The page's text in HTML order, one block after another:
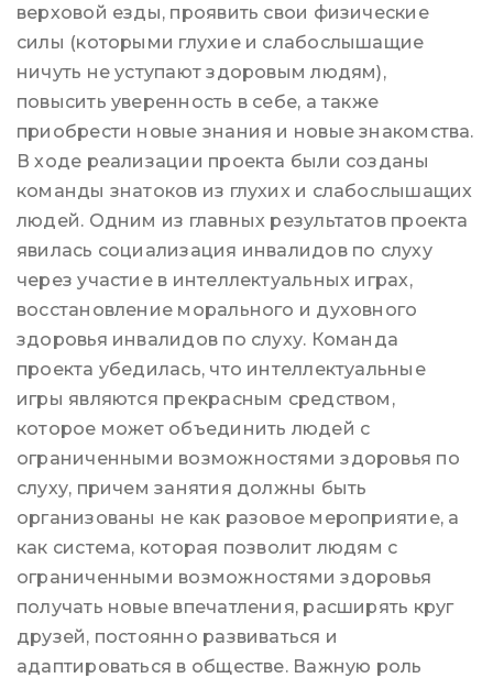
верховой езды, проявить свои физические
силы (которыми глухие и слабослышащие
ничуть не уступают здоровым людям),
повысить уверенность в себе, а также
приобрести новые знания и новые знакомства.
В ходе реализации проекта были созданы
команды знатоков из глухих и слабослышащих
людей. Одним из главных результатов проекта
явилась социализация инвалидов по слуху
через участие в интеллектуальных играх,
восстановление морального и духовного
здоровья инвалидов по слуху. Команда
проекта убедилась, что интеллектуальные
игры являются прекрасным средством,
которое может объединить людей с
ограниченными возможностями здоровья по
слуху, причем занятия должны быть
организованы не как разовое мероприятие, а
как система, которая позволит людям с
ограниченными возможностями здоровья
получать новые впечатления, расширять круг
друзей, постоянно развиваться и
адаптироваться в обществе. Важную роль